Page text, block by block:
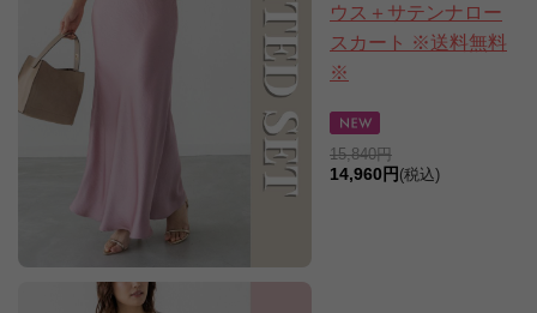
ウス＋サテンナロー
スカート ※送料無料
※
15,840円
14,960円 (税込)